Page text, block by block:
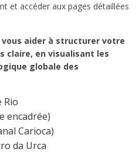
et accéder aux pages détaillées
aider à structurer votre
claire, en visualisant les
globale des
Rio
encadrée)
Carioca)
da Urca